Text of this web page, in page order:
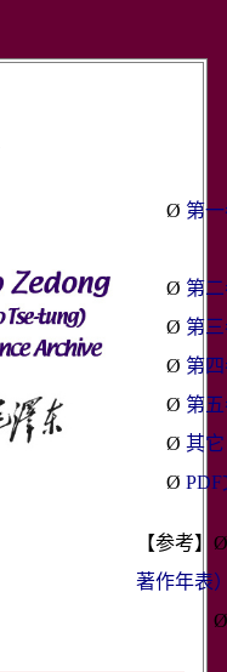
Ø 第
Ø 第
Ø 第
Ø 第
Ø 第
Ø 其它
Ø PDF
【参考】
著作年表
Ø